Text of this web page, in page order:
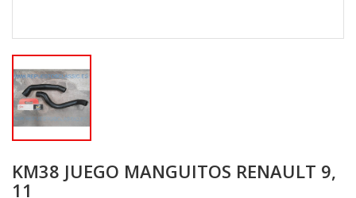
KM38 JUEGO MANGUITOS RENAULT 9,
11